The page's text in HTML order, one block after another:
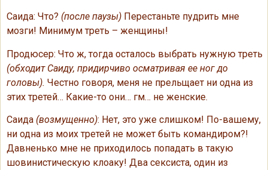
Саида: Что? (после паузы) Перестаньте пудрить мне
мозги! Минимум треть – женщины!
Продюсер: Что ж, тогда осталось выбрать нужную треть
(обходит Саиду, придирчиво осматривая ее ног до
головы). Честно говоря, меня не прельщает ни одна из
этих третей… Какие-то они… гм… не женские.
Саида (возмущенно): Нет, это уже слишком! По-вашему,
ни одна из моих третей не может быть командиром?!
Давненько мне не приходилось попадать в такую
шовинистическую клоаку! Два сексиста, один из